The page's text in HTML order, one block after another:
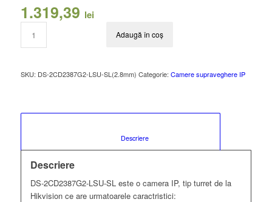
1.319,39 lei
Adaugă în coș
SKU: DS-2CD2387G2-LSU-SL(2.8mm) Categorie: Camere supraveghere IP
						Descriere
Descriere
DS-2CD2387G2-LSU-SL este o camera IP, tip turret de la
Hikvision ce are urmatoarele caractristici: